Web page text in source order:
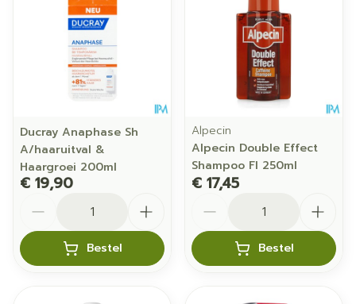
Ducray Anaphase Sh
A/haaruitval &
Haargroei 200ml
€ 19,90
Bestel
Alpecin
Alpecin Double Effect
Shampoo Fl 250ml
€ 17,45
Bestel